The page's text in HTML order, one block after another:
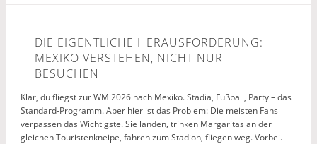
DIE EIGENTLICHE HERAUSFORDERUNG:
MEXIKO VERSTEHEN, NICHT NUR
BESUCHEN
Klar, du fliegst zur WM 2026 nach Mexiko. Stadia, Fußball, Party – das
Standard-Programm. Aber hier ist das Problem: Die meisten Fans
verpassen das Wichtigste. Sie landen, trinken Margaritas an der
gleichen Touristenkneipe, fahren zum Stadion, fliegen weg. Vorbei.